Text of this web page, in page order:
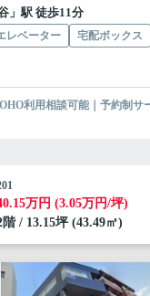
」駅 徒歩11分
レベーター 宅配ボックス
利用相談可能｜予約制サ
万円 (3.05万円/坪)
階 / 13.15坪 (43.49㎡)